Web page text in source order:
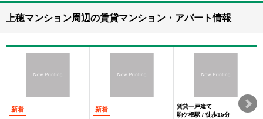
上穂マンション周辺の賃貸マンション・アパート情報
新着 新着
賃貸一戸建て
駒ケ根駅 / 徒歩15分